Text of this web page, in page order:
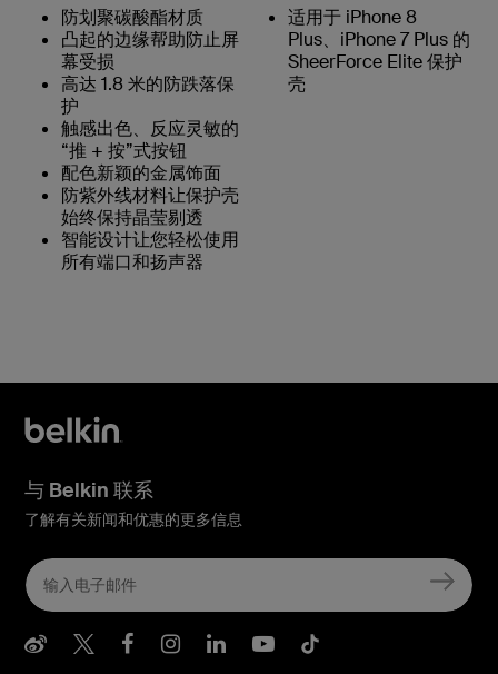
防划聚碳酸酯材质
凸起的边缘帮助防止屏
幕受损
高达 1.8 米的防跌落保
护
触感出色、反应灵敏的
“推 + 按”式按钮
配色新颖的金属饰面
防紫外线材料让保护壳
始终保持晶莹剔透
智能设计让您轻松使用
所有端口和扬声器
适用于 iPhone 8
Plus、iPhone 7 Plus 的
SheerForce Elite 保护
壳
与 Belkin 联系
了解有关新闻和优惠的更多信息
Belkin Weibo
Belkin Twitter
Belkin Facebook
Belkin Instagram
Belkin LInkedIn
Belkin Youtube
Belkin